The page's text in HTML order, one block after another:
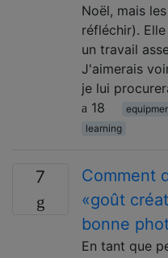
Noël, mais
réfléchir).
un travail
J'aimerais
je lui
18
learning
7
Comment
«goût
bonne
En tant que